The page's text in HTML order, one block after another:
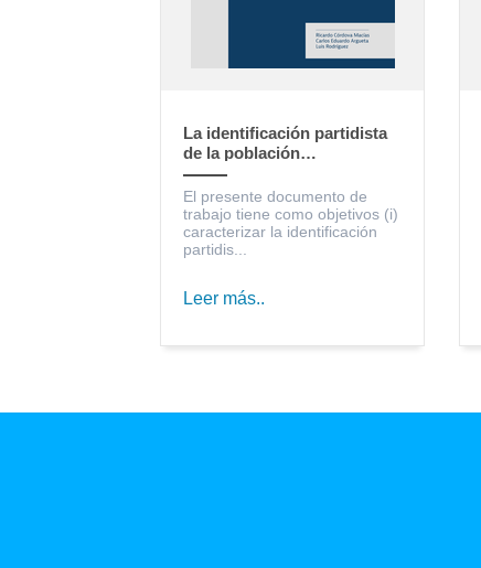
La identificación partidista
de la población
salvadoreña: Análisis
mediante un Panel Electoral
El presente documento de
trabajo tiene como objetivos (i)
caracterizar la identificación
partidis...
Leer más..